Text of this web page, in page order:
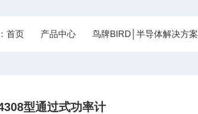
首页 产品中心 鸟牌BIRD│半导体解决方案
型通过式功率计